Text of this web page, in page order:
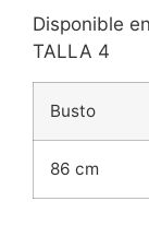
Disponible
TALLA 4
Busto
86 cm